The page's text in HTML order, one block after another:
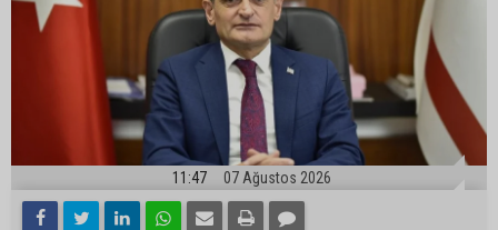
11:47 07 Ağustos 2026